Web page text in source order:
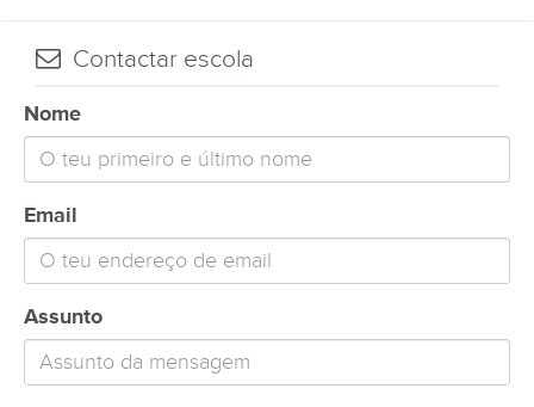
Contactar escola
Nome
Email
Assunto